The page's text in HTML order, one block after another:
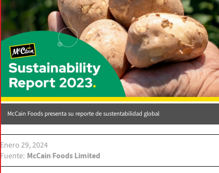
McCain Foods presenta su reporte de sustentabilidad global
Enero 29, 2024
Fuente
McCain Foods Limited